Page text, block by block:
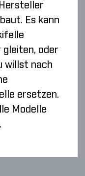
Es kann
gleiten, oder
willst nach
ersetzen.
Modelle